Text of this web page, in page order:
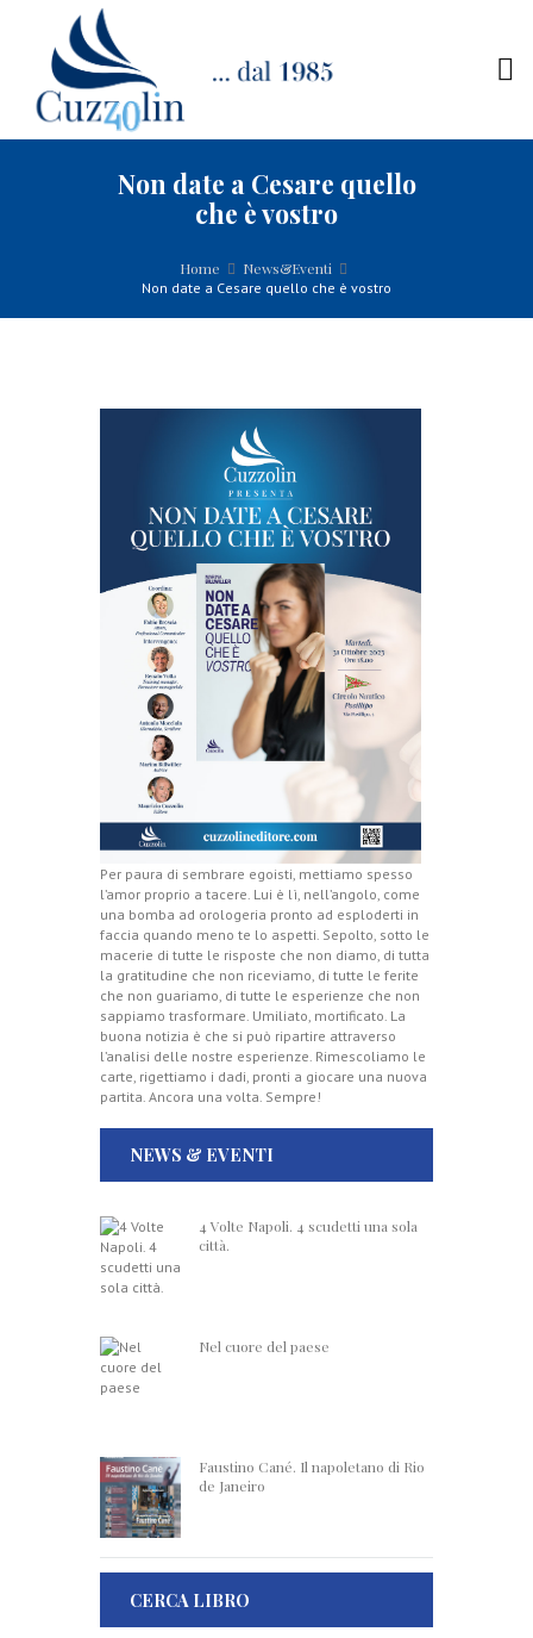
Non date a Cesare quello
che è vostro
Home News&Eventi
Non date a Cesare quello che è vostro
Per paura di sembrare egoisti, mettiamo spesso
l’amor proprio a tacere. Lui è lì, nell’angolo, come
una bomba ad orologeria pronto ad esploderti in
faccia quando meno te lo aspetti. Sepolto, sotto le
macerie di tutte le risposte che non diamo, di tutta
la gratitudine che non riceviamo, di tutte le ferite
che non guariamo, di tutte le esperienze che non
sappiamo trasformare. Umiliato, mortificato. La
buona notizia è che si può ripartire attraverso
l’analisi delle nostre esperienze. Rimescoliamo le
carte, rigettiamo i dadi, pronti a giocare una nuova
partita. Ancora una volta. Sempre!
NEWS & EVENTI
4 Volte Napoli. 4 scudetti una sola
città.
Nel cuore del paese
Faustino Cané. Il napoletano di Rio
de Janeiro
CERCA LIBRO